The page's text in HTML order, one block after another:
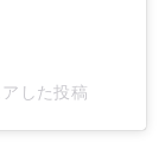
した投稿